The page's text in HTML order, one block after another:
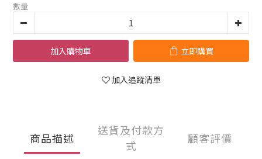
數量
加入購物車 立即購買
加入追蹤清單
商品描述
送貨及付款方
式
顧客評價